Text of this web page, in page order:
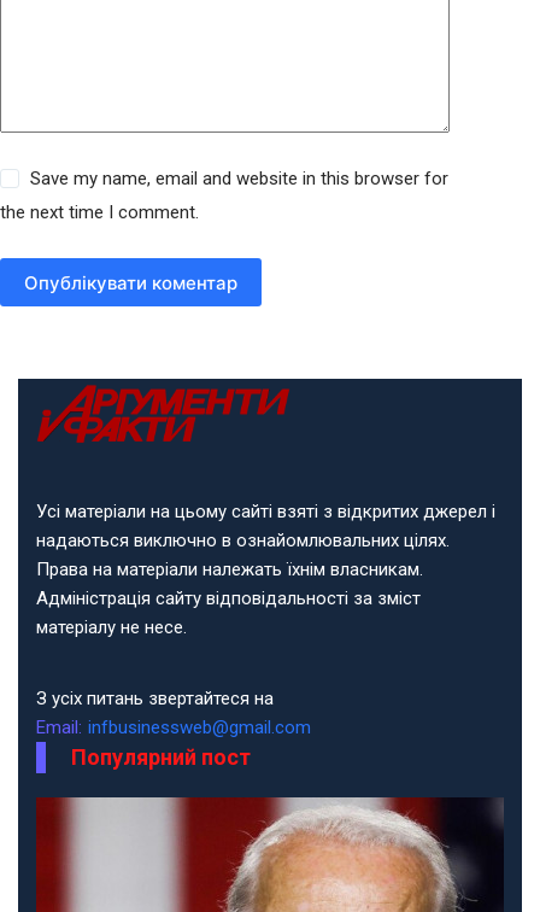
Save my name, email and website in this browser for
the next time I comment.
Опублікувати коментар
Усі матеріали на цьому сайті взяті з відкритих джерел і
надаються виключно в ознайомлювальних цілях.
Права на матеріали належать їхнім власникам.
Адміністрація сайту відповідальності за зміст
матеріалу не несе.
З усіх питань звертайтеся на
Email: infbusinessweb@gmail.com
Популярний пост